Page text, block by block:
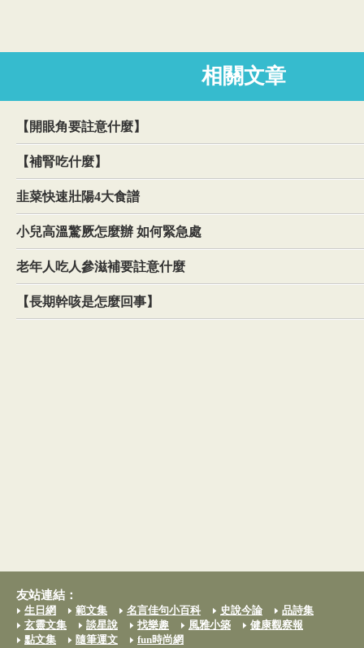
相關文章
【開眼角要註意什麼】
【補腎吃什麼】
韭菜快速壯陽4大食譜
小兒高溫驚厥怎麼辦 如何緊急處
老年人吃人參滋補要註意什麼
【長期幹咳是怎麼回事】
友站連結：
生日網 範文集 名言佳句小百科 史說今論
品詩集
玄靈文集
談星說 找樂趣 風雅小築
健康觀察報
點文集
隨筆運文 fun時尚網